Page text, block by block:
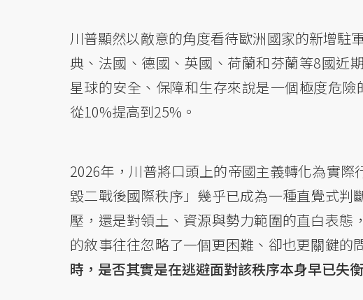
川普顯然以敵意的角度看待歐洲國家的新增駐
典、法國、德國、英國、荷蘭和芬蘭等8國近
星球的安全、保障和生存來說是一個極度危
從10%提高到25%。
2026年，川普將口頭上的帝國主義轉化為實
毀二戰後國際秩序」幾乎已成為一種直覺式
壓，還是對領土、資源與勢力範圍的直白表
的敘事往往忽略了一個更困難、卻也更關鍵的
時，是否其實是在逃避面對該秩序本身早已失